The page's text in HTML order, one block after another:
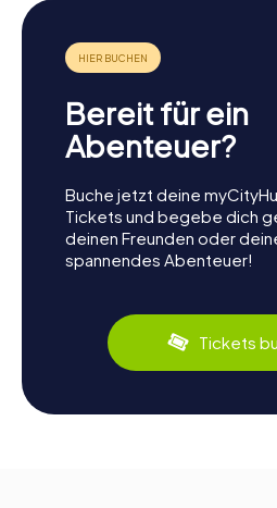
Bereit für ein
Abenteuer?
Buche jetzt deine
Tickets und begebe dich
deinen Freunden oder
spannendes Abenteuer!
Tickets